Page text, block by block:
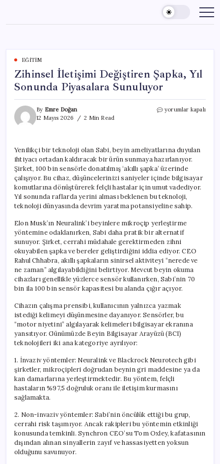
content
EĞITIM
Zihinsel İletişimi Değiştiren Şapka, Yıl
Sonunda Piyasalara Sunuluyor
By Emre Doğan
12 Mayıs 2026
2 Min Read
Zihinsel
Sonunda
Piyasalara
Sunuluyor
için
yorumlar kapalı
Yenilikçi bir teknoloji olan Sabi, beyin ameliyatlarına duyulan
ihtiyacı ortadan kaldıracak bir ürün sunmaya hazırlanıyor.
Şirket, 100 bin sensörle donatılmış ‘akıllı şapka’ üzerinde
çalışıyor. Bu cihaz, düşüncelerinizi saniyeler içinde bilgisayar
komutlarına dönüştürerek felçli hastalar için umut vadediyor.
Yıl sonunda raflarda yerini alması beklenen bu teknoloji,
teknoloji dünyasında devrim yaratma potansiyeline sahip.
Elon Musk’ın Neuralink’i beyinlere mikroçip yerleştirme
yöntemine odaklanırken, Sabi daha pratik bir alternatif
sunuyor. Şirket, cerrahi müdahale gerektirmeden zihni
okuyabilen şapka ve bereler geliştirdiğini iddia ediyor. CEO
Rahul Chhabra, akıllı şapkaların sinirsel aktiviteyi “nerede ve
ne zaman” algılayabildiğini belirtiyor. Mevcut beyin okuma
cihazları genellikle yüzlerce sensör kullanırken, Sabi’nin 70
bin ila 100 bin sensör kapasitesi bu alanda çığır açıyor.
Cihazın çalışma prensibi, kullanıcının yalnızca yazmak
istediği kelimeyi düşünmesine dayanıyor. Sensörler, bu
“motor niyetini” algılayarak kelimeleri bilgisayar ekranına
yansıtıyor. Günümüzde Beyin Bilgisayar Arayüzü (BCI)
teknolojileri iki ana kategoriye ayrılıyor:
1. İnvaziv yöntemler: Neuralink ve Blackrock Neurotech gibi
şirketler, mikroçipleri doğrudan beynin gri maddesine ya da
kan damarlarına yerleştirmektedir. Bu yöntem, felçli
hastaların %97,5 doğruluk oranı ile iletişim kurmasını
sağlamakta.
2. Non-invaziv yöntemler: Sabi’nin öncülük ettiği bu grup,
cerrahi risk taşımıyor. Ancak rakipleri bu yöntemin etkinliği
konusunda temkinli. Synchron CEO’su Tom Oxley, kafatasının
dışından alınan sinyallerin zayıf ve hassasiyetten yoksun
olduğunu savunuyor.